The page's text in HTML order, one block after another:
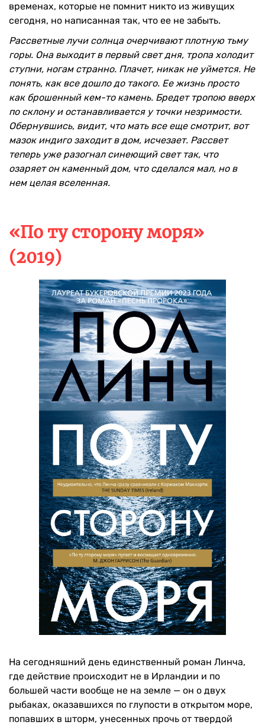
временах, которые не помнит никто из живущих
сегодня, но написанная так, что ее не забыть.
Рассветные лучи солнца очерчивают плотную тьму
горы. Она выходит в первый свет дня, тропа холодит
ступни, ногам странно. Плачет, никак не уймется. Не
понять, как все дошло до такого. Ее жизнь просто
как брошенный кем-то камень. Бредет тропою вверх
по склону и останавливается у точки незримости.
Обернувшись, видит, что мать все еще смотрит, вот
мазок индиго заходит в дом, исчезает. Рассвет
теперь уже разогнал синеющий свет так, что
озаряет он каменный дом, что сделался мал, но в
нем целая вселенная.
«По ту сторону моря»
(2019)
На сегодняшний день единственный роман Линча,
где действие происходит не в Ирландии и по
большей части вообще не на земле — он о двух
рыбаках, оказавшихся по глупости в открытом море,
попавших в шторм, унесенных прочь от твердой